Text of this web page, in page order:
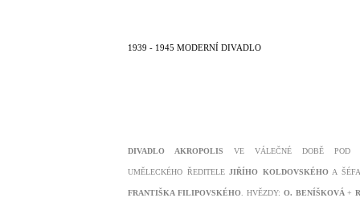
1939 - 1945 MODERNÍ DIVADLO
DIVADLO AKROPOLIS VE VÁLEČNÉ DOBĚ POD
UMĚLECKÉHO ŘEDITELE JIŘÍHO KOLDOVSKÉHOA ŠÉFA
FRANTIŠKA FILIPOVSKÉHO. HVĚZDY: O. BENÍŠKOVÁ+